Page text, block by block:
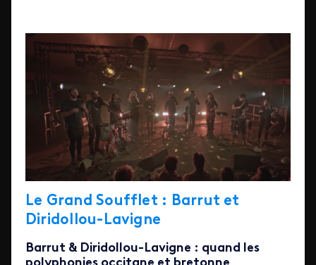
Le Grand Soufflet : Barrut et
Diridollou-Lavigne
Barrut & Diridollou-Lavigne : quand les